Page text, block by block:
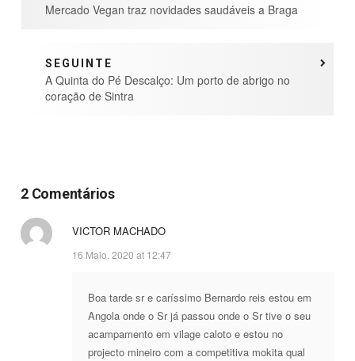
Mercado Vegan traz novidades saudáveis a Braga
SEGUINTE
A Quinta do Pé Descalço: Um porto de abrigo no
coração de Sintra
2 Comentários
VICTOR MACHADO
16 Maio, 2020 at 12:47
Boa tarde sr e caríssimo Bernardo reis estou em
Angola onde o Sr já passou onde o Sr tive o seu
acampamento em vilage caloto e estou no
projecto mineiro com a competitiva mokita qual